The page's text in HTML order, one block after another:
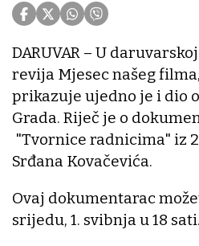
DARUVAR – U
revija Mjesec našeg
prikazuje ujedno je i dio
Grada. Riječ je o
"Tvornice radnicima" iz
Srđana Kovačevića.
Ovaj dokumentarac
srijedu, 1. svibnja u 18 sati.